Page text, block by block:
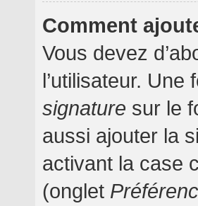
Comment
Vous devez
l’utilisateur.
signature sur le
aussi ajouter la
activant la case
(onglet